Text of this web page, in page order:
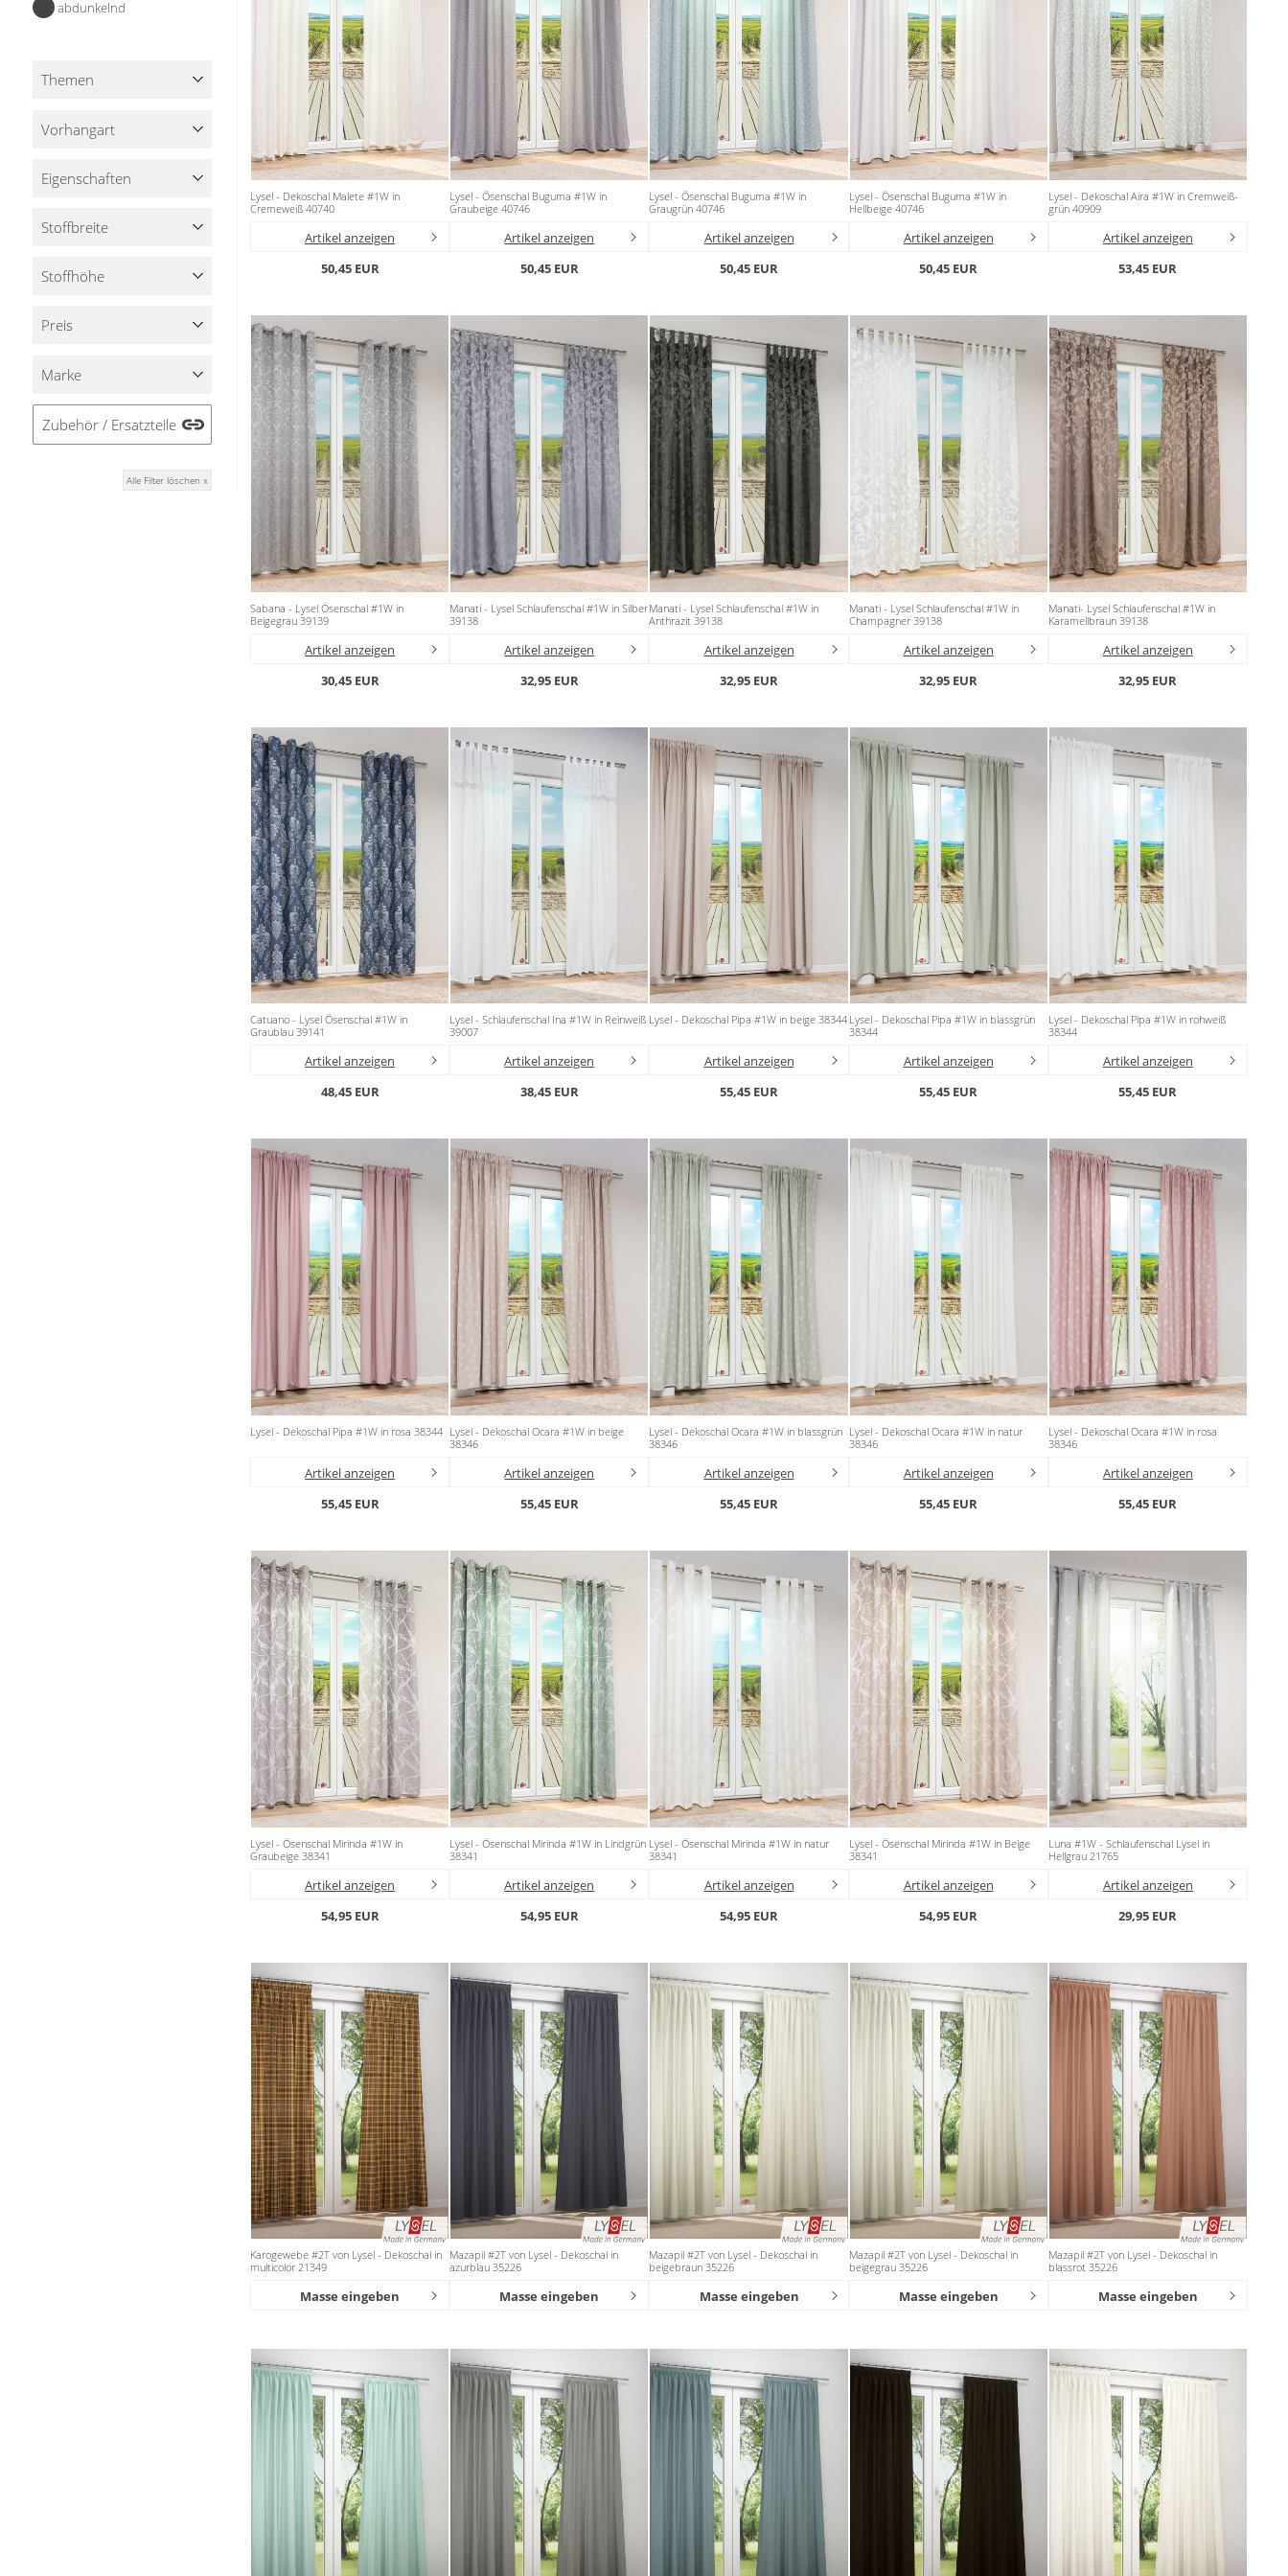
Stoffe
abdunkelnd
Themen
Vorhangart
Eigenschaften
Stoffbreite
Stoffhöhe
Preis
Marke
Zubehör / Ersatzteile
Alle Filter löschen x
Lysel - Dekoschal Malete #1W in
Cremeweiß 40740
Artikel anzeigen
50,45 EUR
Lysel - Ösenschal Buguma #1W in
Graubeige 40746
Artikel anzeigen
50,45 EUR
Lysel - Ösenschal Buguma #1W in
Graugrün 40746
Artikel anzeigen
50,45 EUR
Lysel - Ösenschal Buguma #1W in
Hellbeige 40746
Artikel anzeigen
50,45 EUR
Lysel - Dekoschal Aira #1W in Cremweiß-
grün 40909
Artikel anzeigen
53,45 EUR
Sabana - Lysel Ösenschal #1W in
Beigegrau 39139
Artikel anzeigen
30,45 EUR
Manati - Lysel Schlaufenschal #1W in Silber
39138
Artikel anzeigen
32,95 EUR
Manati - Lysel Schlaufenschal #1W in
Anthrazit 39138
Artikel anzeigen
32,95 EUR
Manati - Lysel Schlaufenschal #1W in
Champagner 39138
Artikel anzeigen
32,95 EUR
Manati- Lysel Schlaufenschal #1W in
Karamellbraun 39138
Artikel anzeigen
32,95 EUR
Catuano - Lysel Ösenschal #1W in
Graublau 39141
Artikel anzeigen
48,45 EUR
Lysel - Schlaufenschal Ina #1W in Reinweiß
39007
Artikel anzeigen
38,45 EUR
Lysel - Dekoschal Pipa #1W in beige 38344
Artikel anzeigen
55,45 EUR
Lysel - Dekoschal Pipa #1W in blassgrün
38344
Artikel anzeigen
55,45 EUR
Lysel - Dekoschal Pipa #1W in rohweiß
38344
Artikel anzeigen
55,45 EUR
Lysel - Dekoschal Pipa #1W in rosa 38344
Artikel anzeigen
55,45 EUR
Lysel - Dekoschal Ocara #1W in beige
38346
Artikel anzeigen
55,45 EUR
Lysel - Dekoschal Ocara #1W in blassgrün
38346
Artikel anzeigen
55,45 EUR
Lysel - Dekoschal Ocara #1W in natur
38346
Artikel anzeigen
55,45 EUR
Lysel - Dekoschal Ocara #1W in rosa
38346
Artikel anzeigen
55,45 EUR
Lysel - Ösenschal Mirinda #1W in
Graubeige 38341
Artikel anzeigen
54,95 EUR
Lysel - Ösenschal Mirinda #1W in Lindgrün
38341
Artikel anzeigen
54,95 EUR
Lysel - Ösenschal Mirinda #1W in natur
38341
Artikel anzeigen
54,95 EUR
Lysel - Ösenschal Mirinda #1W in Beige
38341
Artikel anzeigen
54,95 EUR
Luna #1W - Schlaufenschal Lysel in
Hellgrau 21765
Artikel anzeigen
29,95 EUR
Karogewebe #2T von Lysel - Dekoschal in
multicolor 21349
Masse eingeben
Mazapil #2T von Lysel - Dekoschal in
azurblau 35226
Masse eingeben
Mazapil #2T von Lysel - Dekoschal in
beigebraun 35226
Masse eingeben
Mazapil #2T von Lysel - Dekoschal in
beigegrau 35226
Masse eingeben
Mazapil #2T von Lysel - Dekoschal in
blassrot 35226
Masse eingeben